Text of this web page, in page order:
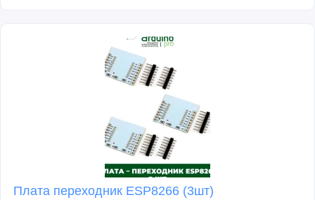
Плата переходник ESP8266 (3шт)